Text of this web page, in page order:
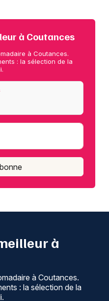
à Coutances
à Coutances.
: la sélection de la
à
à Coutances.
: la sélection de la